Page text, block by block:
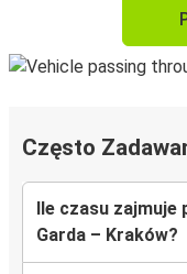
Często
Ile czasu
Garda – Kraków?